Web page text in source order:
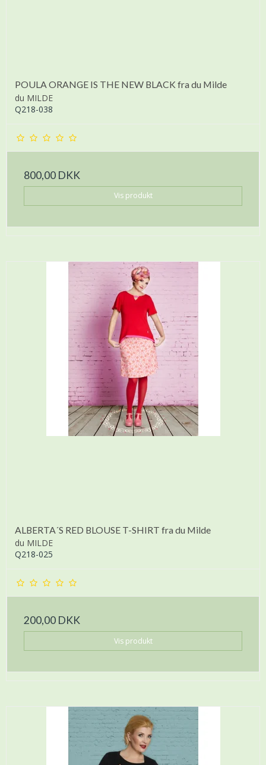
POULA ORANGE IS THE NEW BLACK fra du Milde
du MILDE
Q218-038
800,00 DKK
Vis produkt
ALBERTA´S RED BLOUSE T-SHIRT fra du Milde
du MILDE
Q218-025
200,00 DKK
Vis produkt